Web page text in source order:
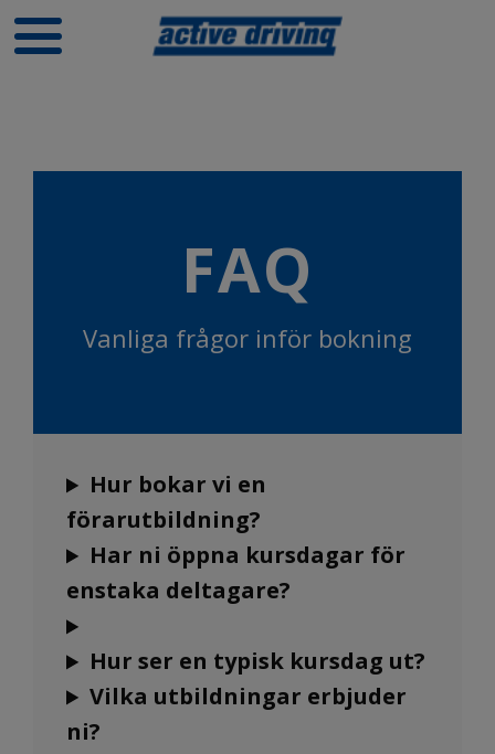
FAQ
Vanliga frågor inför bokning
Hur bokar vi en
förarutbildning?
Har ni öppna kursdagar för
enstaka deltagare?
Hur ser en typisk kursdag ut?
Vilka utbildningar erbjuder
ni?